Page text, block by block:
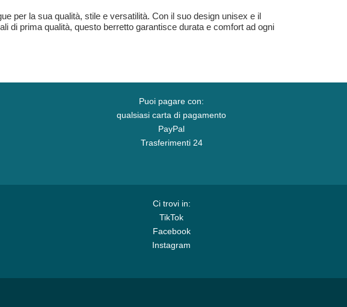
per la sua qualità, stile e versatilità. Con il suo design unisex e il
di prima qualità, questo berretto garantisce durata e comfort ad ogni
Puoi pagare con:
qualsiasi carta di pagamento
PayPal
Trasferimenti 24
Ci trovi in:
TikTok
Facebook
Instagram